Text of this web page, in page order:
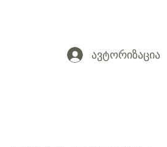
ავტორიზაცია